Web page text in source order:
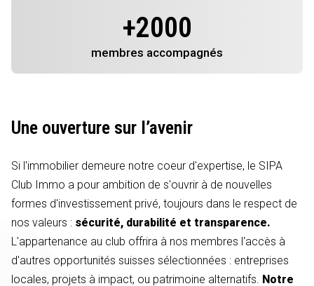
+2000
membres accompagnés
Une ouverture sur l’avenir
Si l'immobilier demeure notre coeur d'expertise, le SIPA
Club Immo a pour ambition de s'ouvrir à de nouvelles
formes d'investissement privé, toujours dans le respect de
nos valeurs : sécurité, durabilité et transparence.
L'appartenance au club offrira à nos membres l'accès à
d'autres opportunités suisses sélectionnées : entreprises
locales, projets à impact, ou patrimoine alternatifs. Notre